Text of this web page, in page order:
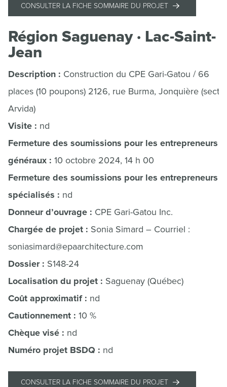
CONSULTER LA FICHE SOMMAIRE DU PROJET
Région Saguenay · Lac-Saint-
Jean
Description : Construction du CPE Gari-Gatou / 66
places (10 poupons) 2126, rue Burma, Jonquière
Arvida)
Visite : nd
Fermeture des soumissions pour les entrepreneurs
généraux : 10 octobre 2024, 14 h 00
Fermeture des soumissions pour les entrepreneurs
spécialisés : nd
Donneur d’ouvrage : CPE Gari-Gatou Inc.
Chargée de projet : Sonia Simard – Courriel :
soniasimard@epaarchitecture.com
Dossier : S148-24
Localisation du projet : Saguenay (Québec)
Coût approximatif : nd
Cautionnement : 10 %
Chèque visé : nd
Numéro projet BSDQ : nd
CONSULTER LA FICHE SOMMAIRE DU PROJET